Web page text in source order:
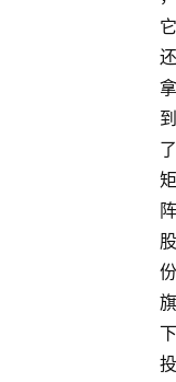
它
还
拿
到
了
矩
阵
股
份
旗
下
投